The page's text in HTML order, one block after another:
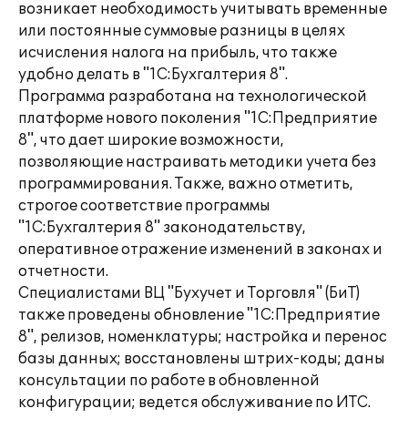
возникает необходимость учитывать временные
или постоянные суммовые разницы в целях
исчисления налога на прибыль, что также
удобно делать в "1С:Бухгалтерия 8".
Программа разработана на технологической
платформе нового поколения "1С:Предприятие
8", что дает широкие возможности,
позволяющие настраивать методики учета без
программирования. Также, важно отметить,
строгое соответствие программы
"1С:Бухгалтерия 8" законодательству,
оперативное отражение изменений в законах и
отчетности.
Специалистами ВЦ "Бухучет и Торговля" (БиТ)
также проведены обновление "1С:Предприятие
8", релизов, номенклатуры; настройка и перенос
базы данных; восстановлены штрих-коды; даны
консультации по работе в обновленной
конфигурации; ведется обслуживание по ИТС.